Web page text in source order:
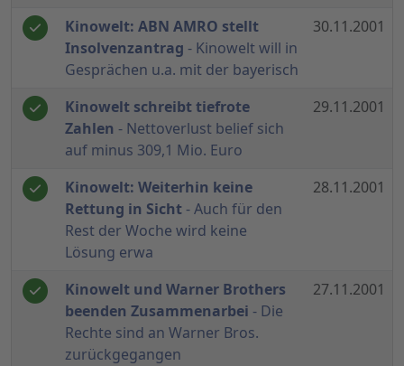
Kinowelt: ABN AMRO stellt
Insolvenzantrag - Kinowelt will in
Gesprächen u.a. mit der bayerisch
30.11.2001
Kinowelt schreibt tiefrote
Zahlen - Nettoverlust belief sich
auf minus 309,1 Mio. Euro
29.11.2001
Kinowelt: Weiterhin keine
Rettung in Sicht- Auch für den
Rest der Woche wird keine
Lösung erwa
28.11.2001
Kinowelt und Warner Brothers
beenden Zusammenarbei - Die
Rechte sind an Warner Bros.
zurückgegangen
27.11.2001